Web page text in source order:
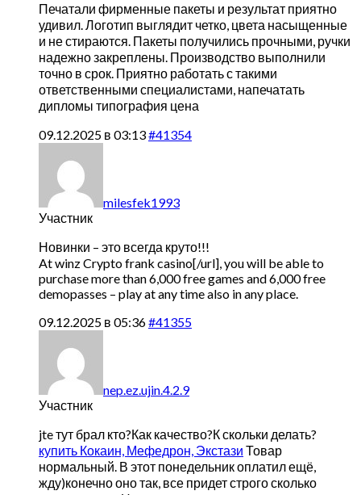
Печатали фирменные пакеты и результат приятно
удивил. Логотип выглядит четко, цвета насыщенные
и не стираются. Пакеты получились прочными, ручки
надежно закреплены. Производство выполнили
точно в срок. Приятно работать с такими
ответственными специалистами, напечатать
дипломы типография цена
09.12.2025 в 03:13#41354
milesfek1993
Участник
Новинки – это всегда круто!!!
At winz Cryptofrank casino[/url], you will be able to
purchase more than 6,000 free games and 6,000 free
demopasses – play at any time also in any place.
09.12.2025 в 05:36#41355
nep.ez.ujin.4.2.9
Участник
jte тут брал кто?Как качество?К скольки делать?
купить Кокаин, Мефедрон, Экстази Товар
нормальный. В этот понедельник оплатил ещё,
жду)конечно оно так, все придет строго сколько